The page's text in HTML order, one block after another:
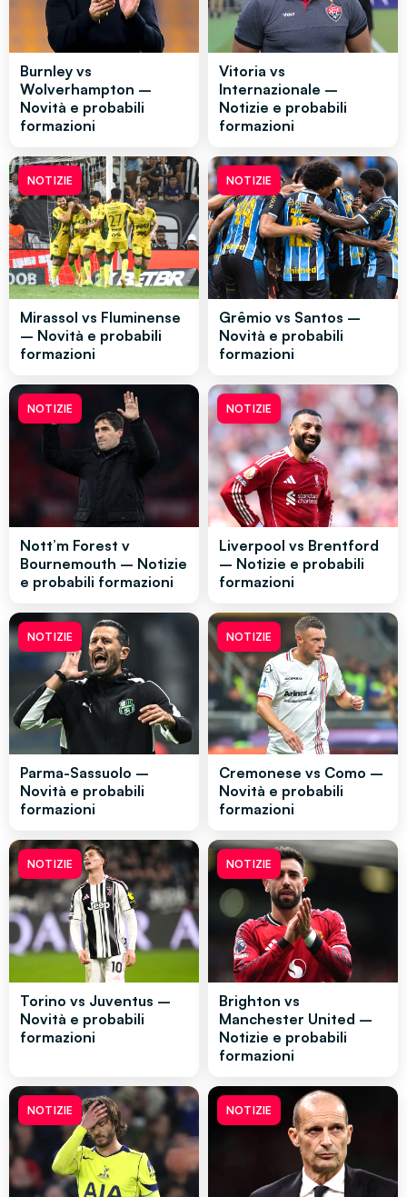
Burnley vs
Wolverhampton –
Novità e probabili
formazioni
Vitoria vs
Internazionale –
Notizie e probabili
formazioni
NOTIZIE
Mirassol vs Fluminense
– Novità e probabili
formazioni
NOTIZIE
Grêmio vs Santos –
Novità e probabili
formazioni
NOTIZIE
Nott’m Forest v
Bournemouth – Notizie
e probabili formazioni
NOTIZIE
Liverpool vs Brentford
– Notizie e probabili
formazioni
NOTIZIE
Parma-Sassuolo –
Novità e probabili
formazioni
NOTIZIE
Cremonese vs Como –
Novità e probabili
formazioni
NOTIZIE
Torino vs Juventus –
Novità e probabili
formazioni
NOTIZIE
Brighton vs
Manchester United –
Notizie e probabili
formazioni
NOTIZIE NOTIZIE